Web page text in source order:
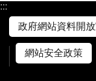
:::
政府網站資料開
網站安全政策